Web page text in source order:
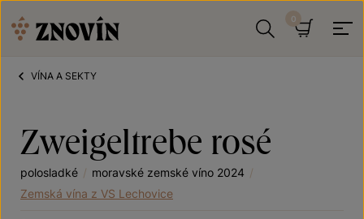
VÍNA A SEKTY
Zweigeltrebe rosé
polosladké / moravské zemské víno 2024 /
Zemská vína z VS Lechovice